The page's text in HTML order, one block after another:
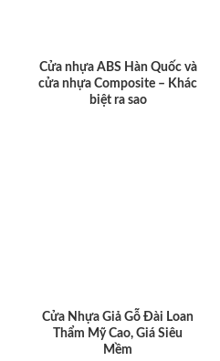
Cửa nhựa ABS Hàn Quốc và
cửa nhựa Composite – Khác
biệt ra sao
Cửa Nhựa Giả Gỗ Đài Loan
Thẩm Mỹ Cao, Giá Siêu
Mềm